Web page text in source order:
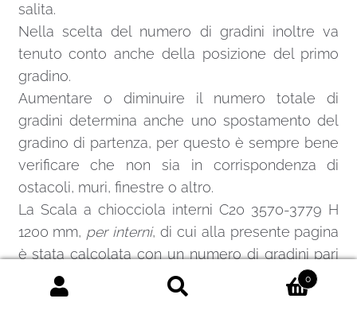
salita.
Nella scelta del numero di gradini inoltre va
tenuto conto anche della posizione del primo
gradino.
Aumentare o diminuire il numero totale di
gradini determina anche uno spostamento del
gradino di partenza, per questo è sempre bene
verificare che non sia in corrispondenza di
ostacoli, muri, finestre o altro.
La Scala a chiocciola interni C20 3570-3779 H
1200 mm, per interni, di cui alla presente pagina
è stata calcolata con un numero di gradini pari
a 8; questo non impedisce che si possa avere
un numero di gradini diverso modificando le
0